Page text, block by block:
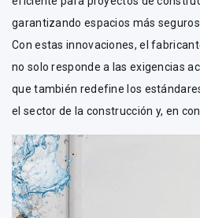
garantizando espacios más
Con estas innovaciones, el
no solo responde a las exigencias
que también redefine los
el sector de la construcción y, en